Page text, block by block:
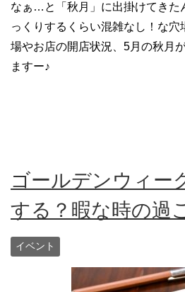
なぁ…と「秋月」に出掛けてき
っくりするくらい混雑なし！な穴
場やお店の開店状況、5月の秋月
ますー♪
ゴールデンウィー
する？暇な時の過
イベント